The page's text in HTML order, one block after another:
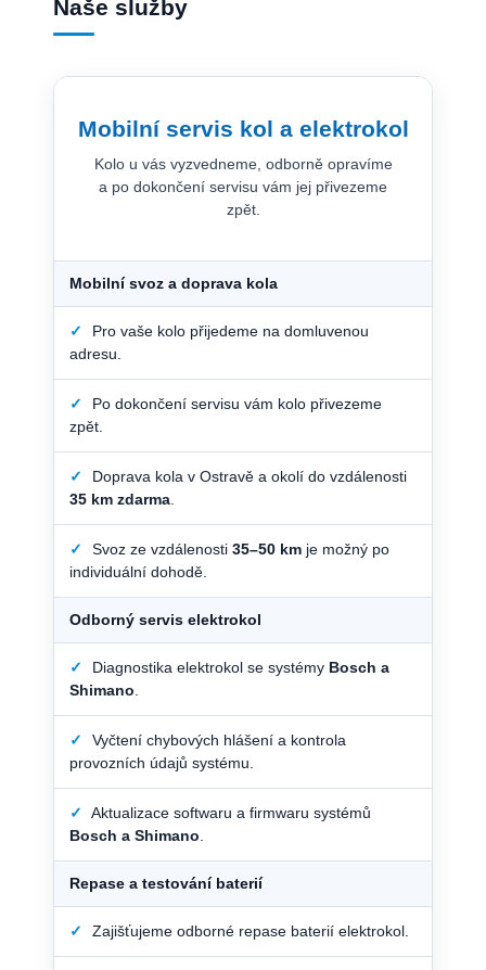
Naše služby
Mobilní servis kol a elektrokol
Kolo u vás vyzvedneme, odborně opravíme
a po dokončení servisu vám jej přivezeme
zpět.
Mobilní svoz a doprava kola
✓
Pro vaše kolo přijedeme na domluvenou
adresu.
✓
Po dokončení servisu vám kolo přivezeme
zpět.
✓
Doprava kola v Ostravě a okolí do vzdálenosti
35 km zdarma
✓ Svoz ze vzdálenosti 35–50 km je možný po
individuální dohodě.
Odborný servis elektrokol
✓ Diagnostika elektrokol se systémy Bosch a
Shimano
✓
Vyčtení chybových hlášení a kontrola
provozních údajů systému.
✓
Aktualizace softwaru a firmwaru systémů
Bosch a Shimano
Repase a testování baterií
✓ Zajišťujeme odborné repase baterií elektrokol.